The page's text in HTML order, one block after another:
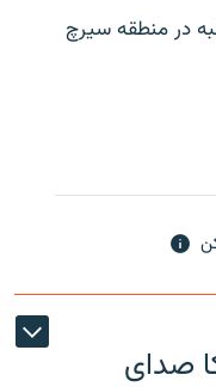
در منطقه سیرچ
صدای